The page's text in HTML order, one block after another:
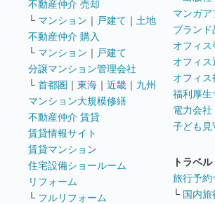
不動産仲介 売却
└ マンション ｜ 戸建て ｜ 土地
不動産仲介 購入
└ マンション ｜ 戸建て
分譲マンション管理会社
└ 首都圏 ｜ 東海 ｜ 近畿 ｜ 九州
マンション大規模修繕
不動産仲介 賃貸
賃貸情報サイト
賃貸マンション
住宅設備ショールーム
リフォーム
└ フルリフォーム
マンガ
ブラン
オフィス
オフィス
オフィス
福利厚生
電力会社
子ども見
トラベル
旅行予約
└ 国内旅